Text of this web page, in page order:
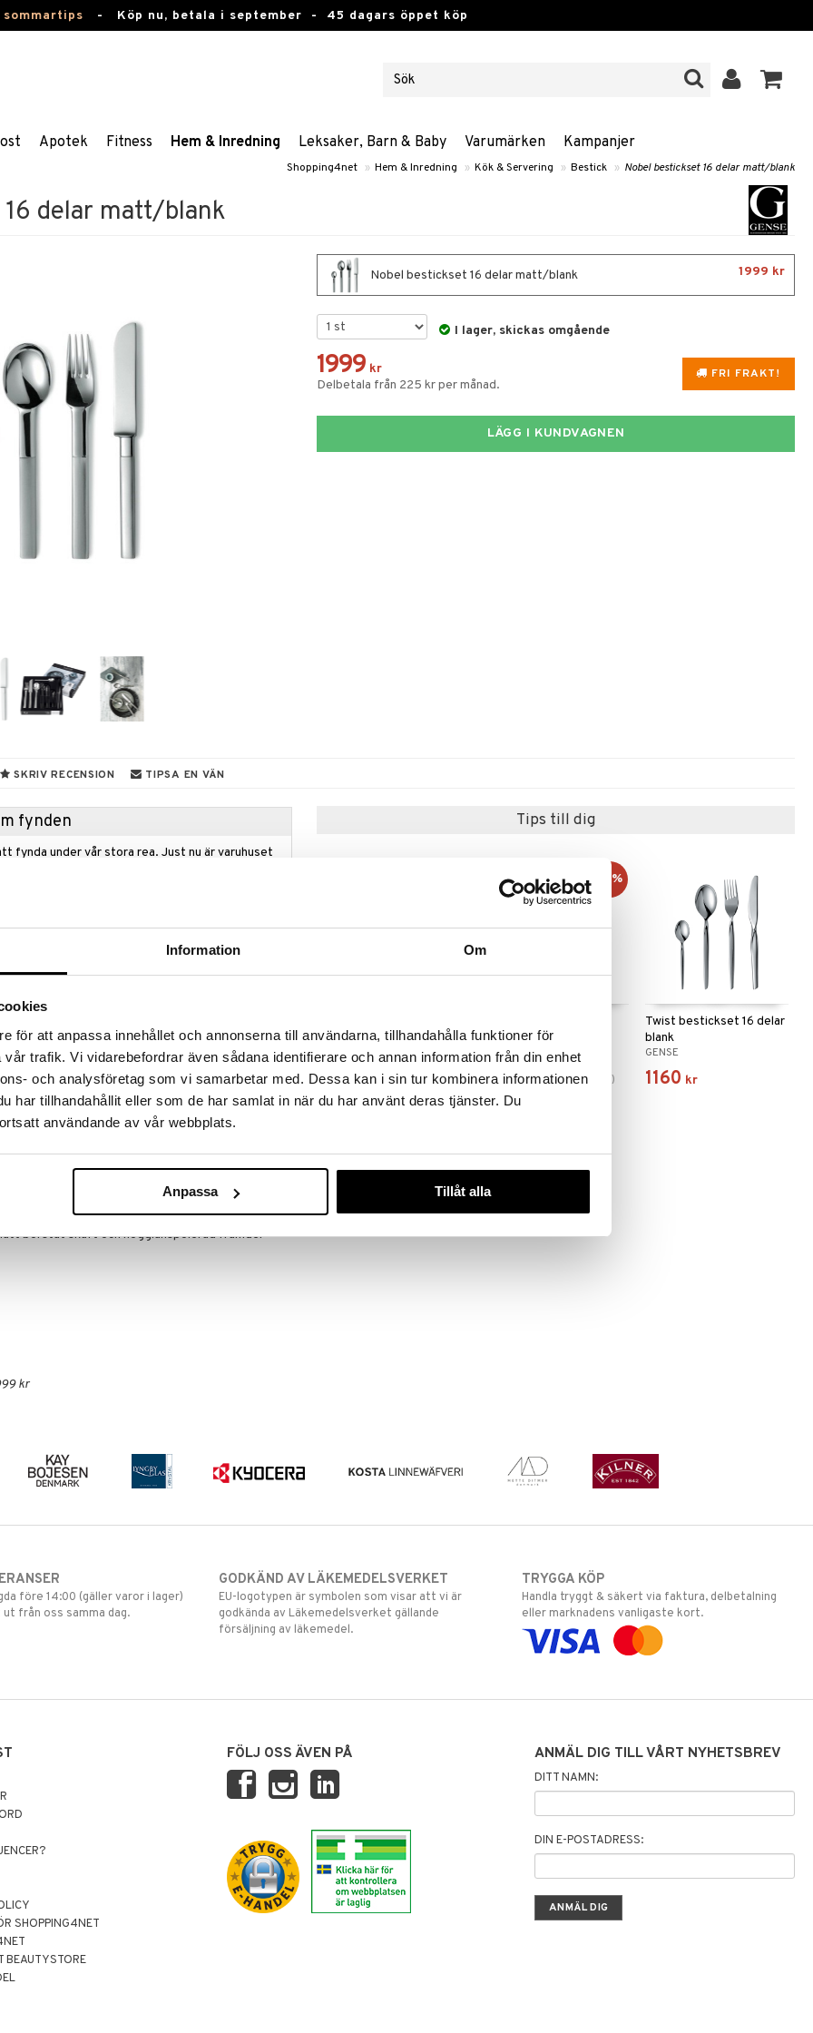
Information Om
för att anpassa innehållet och annonserna till användarna, tillhandahålla funktioner för
trafik. Vi vidarebefordrar även sådana identifierare och annan information från din enhet
och analysföretag som vi samarbetar med. Dessa kan i sin tur kombinera informationen
har tillhandahållit eller som de har samlat in när du har använt deras tjänster. Du
användande av vår webbplats.
Anpassa Tillåt alla
- Köp nu, betala i september - 45 dagars öppet köp
Apotek Fitness Hem & Inredning Leksaker, Barn & Baby Varumärken Kampanjer
Shopping4net » Hem & Inredning » Kök & Servering » Bestick » Nobel bestickset 16 delar matt/blank
delar matt/blank
Nobel bestickset 16 delar matt/blank 1999 kr
I lager, skickas omgående
FRI FRAKT!
1999 kr
Delbetala från 225 kr per månad.
LÄGG I KUNDVAGNEN
SKRIV RECENSION TIPSA EN VÄN
fynden
fynda under vår stora rea. Just nu är varuhuset
kan fort ta slut!
»
av Gunnar Cyrén till 90-års firandet av
klassiker. Nobelbesticken återknyter till det tidiga
av Karl XIV Johans taffelsilver, som fortfarande
är ett bestick som är så tydligt svensk, men med
Nobel tillför det lilla extra, vare sig du väljer
och kandelabrar, eller modernt och
4 knivar, 4 matskedar, 4 teskedar
borstat skaft och högglanspolerad framdel
kr
Tips till dig
GENSE
1188 kr
delar blank
GENSE
2148 kr (ord.2278 )
-6%
Twist bestickset 16 delar
blank
GENSE
1160 kr
före 14:00 (gäller varor i lager)
från oss samma dag.
GODKÄND AV LÄKEMEDELSVERKET
EU-logotypen är symbolen som visar att vi är
godkända av Läkemedelsverket gällande
försäljning av läkemedel.
TRYGGA KÖP
Handla tryggt & säkert via faktura, delbetalning
eller marknadens vanligaste kort.
SHOPPING4NET
BEAUTYSTORE
FÖLJ OSS ÄVEN PÅ ANMÄL DIG TILL VÅRT NYHETSBREV
DITT NAMN:
DIN E-POSTADRESS: